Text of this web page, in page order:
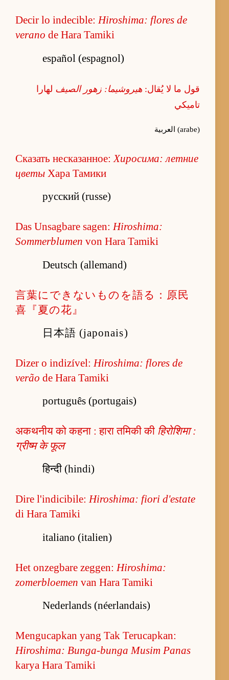
Decir lo indecible:Hiroshima: flores de
verano de Hara Tamiki
español (espagnol)
قول ما لا يُقال: هيروشيما: زهور الصيف لهارا
تاميكي
العربية (arabe)
Сказать несказанное:Хиросима: летние
цветы Хара Тамики
русский (russe)
Das Unsagbare sagen:Hiroshima:
Sommerblumen von Hara Tamiki
Deutsch (allemand)
言葉にできないものを語る：原民
喜『夏の花』
日本語 (japonais)
Dizer o indizível:Hiroshima: flores de
verão de Hara Tamiki
português (portugais)
अकथनीय को कहना : हारा तमिकी की हिरोशिमा :
ग्रीष्म के फूल
हिन्दी (hindi)
Dire l'indicibile:Hiroshima: fiori d'estate
di Hara Tamiki
italiano (italien)
Het onzegbare zeggen:Hiroshima:
zomerbloemen van Hara Tamiki
Nederlands (néerlandais)
Mengucapkan yang Tak Terucapkan:
Hiroshima: Bunga-bunga Musim Panas
karya Hara Tamiki